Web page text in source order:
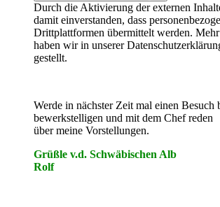
Durch die Aktivierung der externen
damit einverstanden, dass
Drittplattformen übermittelt werden.
haben wir in unserer
gestellt.
Werde in nächster Zeit mal einen
bewerkstelligen und mit dem Chef reden
über meine Vorstellungen.
Grüßle v.d. Schwäbischen Alb
Rolf